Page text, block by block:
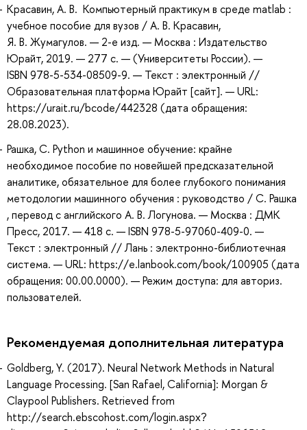
Красавин, А. В. Компьютерный практикум в среде matlab :
учебное пособие для вузов / А. В. Красавин,
Я. В. Жумагулов. — 2-е изд. — Москва : Издательство
Юрайт, 2019. — 277 с. — (Университеты России). —
ISBN 978-5-534-08509-9. — Текст : электронный //
Образовательная платформа Юрайт [сайт]. — URL:
https://urait.ru/bcode/442328 (дата обращения:
28.08.2023).
Рашка, С. Python и машинное обучение: крайне
необходимое пособие по новейшей предсказательной
аналитике, обязательное для более глубокого понимания
методологии машинного обучения : руководство / С. Рашка
, перевод с английского А. В. Логунова. — Москва : ДМК
Пресс, 2017. — 418 с. — ISBN 978-5-97060-409-0. —
Текст : электронный // Лань : электронно-библиотечная
система. — URL: https://e.lanbook.com/book/100905 (дата
обращения: 00.00.0000). — Режим доступа: для авториз.
пользователей.
Рекомендуемая дополнительная литература
Goldberg, Y. (2017). Neural Network Methods in Natural
Language Processing. [San Rafael, California]: Morgan &
Claypool Publishers. Retrieved from
http://search.ebscohost.com/login.aspx?